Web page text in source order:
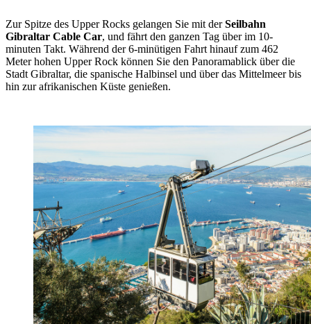
Zur Spitze des Upper Rocks gelangen Sie mit derSeilbahn
Gibraltar Cable Car, und fährt den ganzen Tag über im 10-
minuten Takt. Während der 6-minütigen Fahrt hinauf zum 462
Meter hohen Upper Rock können Sie den Panoramablick über die
Stadt Gibraltar, die spanische Halbinsel und über das Mittelmeer bis
hin zur afrikanischen Küste genießen.